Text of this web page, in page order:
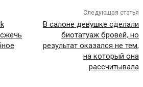
Следующая статья
В салоне девушке сделали
биотатуаж бровей, но
результат оказался не тем,
на который она
рассчитывала